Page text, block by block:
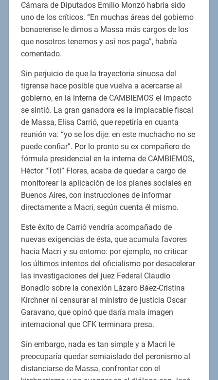
Cámara de Diputados Emilio Monzó habría sido
uno de los críticos. “En muchas áreas del gobierno
bonaerense le dimos a Massa más cargos de los
que nosotros tenemos y así nos paga”, habría
comentado.
Sin perjuicio de que la trayectoria sinuosa del
tigrense hace posible que vuelva a acercarse al
gobierno, en la interna de CAMBIEMOS el impacto
se sintió. La gran ganadora es la implacable fiscal
de Massa, Elisa Carrió, que repetiría en cuanta
reunión va: “yo se los dije: en este muchacho no se
puede confiar”. Por lo pronto su ex compañero de
fórmula presidencial en la interna de CAMBIEMOS,
Héctor “Totí” Flores, acaba de quedar a cargo de
monitorear la aplicación de los planes sociales en
Buenos Aires, con instrucciones de informar
directamente a Macri, según cuenta él mismo.
Este éxito de Carrió vendría acompañado de
nuevas exigencias de ésta, que acumula favores
hacia Macri y su entorno: por ejemplo, no criticar
los últimos intentos del oficialismo por desacelerar
las investigaciones del juez Federal Claudio
Bonadío sobre la conexión Lázaro Báez-Cristina
Kirchner ni censurar al ministro de justicia Oscar
Garavano, que opinó que daría mala imagen
internacional que CFK terminara presa.
Sin embargo, nada es tan simple y a Macri le
preocuparía quedar semiaislado del peronismo al
distanciarse de Massa, confrontar con el